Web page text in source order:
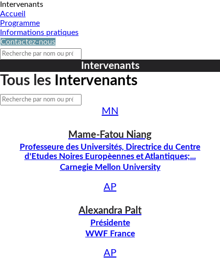
Intervenants
Accueil
Programme
Informations pratiques
Contactez-nous
Intervenants
Tous les Intervenants
MN
Mame-Fatou Niang
Professeure des Universités, Directrice du Centre
d'Etudes Noires Europèennes et Atlantiques;...
Carnegie Mellon University
AP
Alexandra Palt
Présidente
WWF France
AP